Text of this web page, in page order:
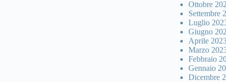
Ottobre
Settembre
Luglio
Giugno
Aprile
Marzo
Febbraio
Gennaio
Dicembre